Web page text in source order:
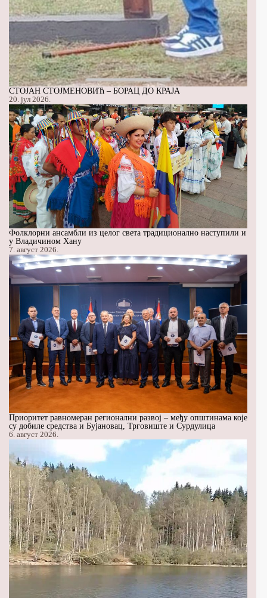
СТОЈАН СТОЈМЕНОВИЋ – БОРАЦ ДО КРАЈА
20. јул 2026.
Фолклорни ансамбли из целог света традиционално наступили и
у Владичином Хану
7. август 2026.
Приоритет равномеран регионални развој – међу општинама које
су добиле средства и Бујановац, Трговиште и Сурдулица
6. август 2026.